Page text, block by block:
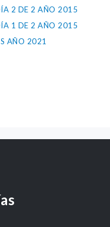
2 DE 2 AÑO 2015
1 DE 2 AÑO 2015
AÑO 2021